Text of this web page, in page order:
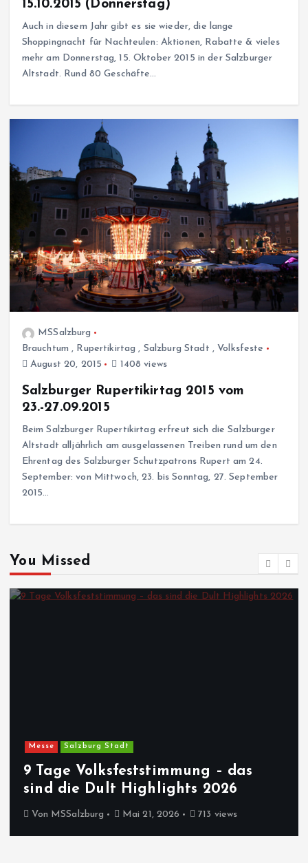
15.10.2015 (Donnerstag)
Auch in diesem Jahr gibt es sie wieder, die lange
Shoppingnacht für Nachteulen: Aktionen, Rabatte & vieles
mehr am Donnerstag, 15. Oktober 2015 in der Salzburger
Altstadt. Rund 80 Geschäfte…
MSSalzburg
Brauchtum , Rupertikirtag , Salzburg Stadt , Volksfeste
August 20, 2015
1408 views
Salzburger Rupertikirtag 2015 vom
23.-27.09.2015
Beim Salzburger Rupertikirtag erfreut sich die Salzburger
Altstadt alljährlich am ausgelassenen Treiben rund um den
Ehrentag des Salzburger Schutzpatrons Rupert am 24.
September: von Mittwoch, 23. bis Sonntag, 27. September
2015…
You Missed
Messe Salzburg Stadt
9 Tage Volksfeststimmung – das
sind die Dult Highlights 2026
Von MSSalzburg Mai 21, 2026 713 views